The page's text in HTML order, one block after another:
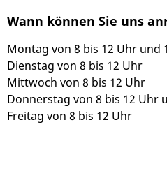
Wann können Sie uns
Montag von 8 bis 12 Uhr und
Dienstag von 8 bis 12 Uhr
Mittwoch von 8 bis 12 Uhr
Donnerstag von 8 bis 12 Uhr
Freitag von 8 bis 12 Uhr